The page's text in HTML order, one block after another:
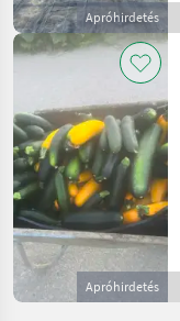
Apróhirdetés
Apróhirdetés